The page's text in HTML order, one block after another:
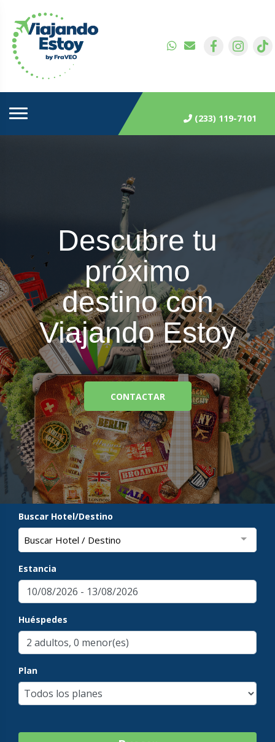
(233) 119-7101
Descubre tu
próximo
destino con
Viajando Estoy
CONTACTAR
Buscar Hotel/Destino
Buscar Hotel / Destino
Estancia
Huéspedes
Plan